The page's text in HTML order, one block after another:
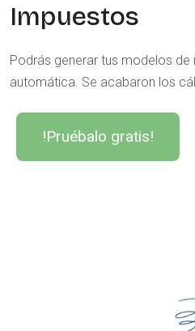
Impuestos
Podrás generar tus modelos
automática. Se acabaron los
!Pruébalo gratis!